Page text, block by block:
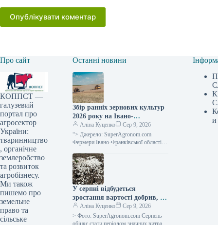
Опублікувати коментар
Про сайт
КОППСТ —
галузевий
портал про
агросектор
України:
тваринництво
, органічне
землеробство
та розвиток
агробізнесу.
Ми також
пишемо про
земельне
право та
сільське
Останні новини
Збір ранніх зернових культур
2026 року на Івано-
Франківщині закінчено,
середня врожайність сягнула
5,64 тонни з гектара —
Аліна Куценко
Сер 9, 2026
“> Джерело: SuperAgronom.com
Фермери Івано-Франківської області
зернобобових культур. Згідно з
оперативними даними відділу
У серпні відбудеться
зростання вартості добрив, а
постачальники тимчасово
припинять надання
Аліна Куценко
Сер 9, 2026
> Фото: SuperAgronom.com Серпень
обіцяє стати періодом значних витрат
и